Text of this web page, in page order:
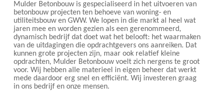
Mulder Betonbouw is gespecialiseerd in het uitvoeren van
betonbouw projecten ten behoeve van woning- en
utiliteitsbouw en GWW. We lopen in die markt al heel wat
jaren mee en worden gezien als een gerenommeerd,
dynamisch bedrijf dat doet wat het belooft: het waarmaken
van de uitdagingen die opdrachtgevers ons aanreiken. Dat
kunnen grote projecten zijn, maar ook relatief kleine
opdrachten, Mulder Betonbouw voelt zich nergens te groot
voor. Wij hebben alle materieel in eigen beheer dat werkt
mede daardoor erg snel en efficiënt. Wij investeren graag
in ons bedrijf en onze mensen.